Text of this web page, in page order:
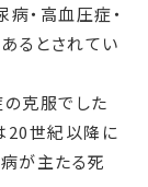
・高血圧症・
るとされてい
克服でした
20世紀以降に
が主たる死